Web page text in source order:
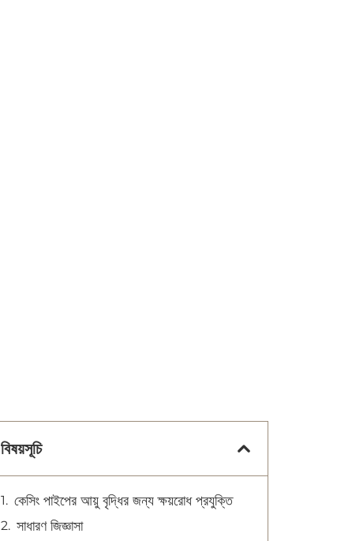
বিষয়সূচি
কেসিং পাইপের আয়ু বৃদ্ধির জন্য ক্ষয়রোধ প্রযুক্তি
সাধারণ জিজ্ঞাসা